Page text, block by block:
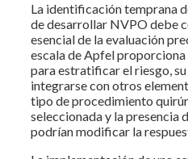
La identificación temprana
de desarrollar NVPO debe
esencial de la evaluación
escala de Apfel
para estratificar el riesgo,
integrarse con otros
tipo de procedimiento
seleccionada y la presencia
podrían modificar la